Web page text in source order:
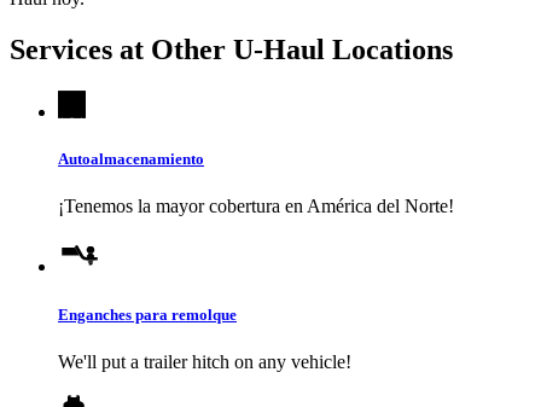
Services at Other U-Haul Locations
Autoalmacenamiento
¡Tenemos la mayor cobertura en América del Norte!
Enganches para remolque
We'll put a trailer hitch on any vehicle!